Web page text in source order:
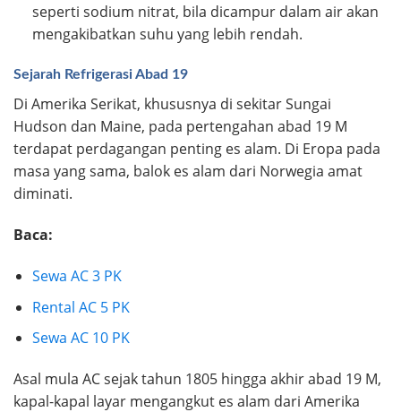
seperti sodium nitrat, bila dicampur dalam air akan
mengakibatkan suhu yang lebih rendah.
Sejarah Refrigerasi Abad 19
Di Amerika Serikat, khususnya di sekitar Sungai
Hudson dan Maine, pada pertengahan abad 19 M
terdapat perdagangan penting es alam. Di Eropa pada
masa yang sama, balok es alam dari Norwegia amat
diminati.
Baca:
Sewa AC 3 PK
Rental AC 5 PK
Sewa AC 10 PK
Asal mula AC sejak tahun 1805 hingga akhir abad 19 M,
kapal-kapal layar mengangkut es alam dari Amerika